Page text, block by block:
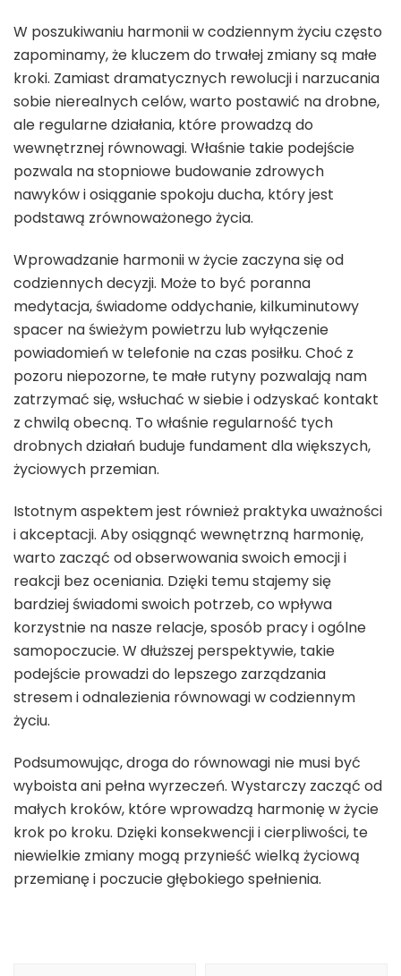
W poszukiwaniu harmonii w codziennym życiu często
zapominamy, że kluczem do trwałej zmiany są małe
kroki. Zamiast dramatycznych rewolucji i narzucania
sobie nierealnych celów, warto postawić na drobne,
ale regularne działania, które prowadzą do
wewnętrznej równowagi. Właśnie takie podejście
pozwala na stopniowe budowanie zdrowych
nawyków i osiąganie spokoju ducha, który jest
podstawą zrównoważonego życia.
Wprowadzanie harmonii w życie zaczyna się od
codziennych decyzji. Może to być poranna
medytacja, świadome oddychanie, kilkuminutowy
spacer na świeżym powietrzu lub wyłączenie
powiadomień w telefonie na czas posiłku. Choć z
pozoru niepozorne, te małe rutyny pozwalają nam
zatrzymać się, wsłuchać w siebie i odzyskać kontakt
z chwilą obecną. To właśnie regularność tych
drobnych działań buduje fundament dla większych,
życiowych przemian.
Istotnym aspektem jest również praktyka uważności
i akceptacji. Aby osiągnąć wewnętrzną harmonię,
warto zacząć od obserwowania swoich emocji i
reakcji bez oceniania. Dzięki temu stajemy się
bardziej świadomi swoich potrzeb, co wpływa
korzystnie na nasze relacje, sposób pracy i ogólne
samopoczucie. W dłuższej perspektywie, takie
podejście prowadzi do lepszego zarządzania
stresem i odnalezienia równowagi w codziennym
życiu.
Podsumowując, droga do równowagi nie musi być
wyboista ani pełna wyrzeczeń. Wystarczy zacząć od
małych kroków, które wprowadzą harmonię w życie
krok po kroku. Dzięki konsekwencji i cierpliwości, te
niewielkie zmiany mogą przynieść wielką życiową
przemianę i poczucie głębokiego spełnienia.